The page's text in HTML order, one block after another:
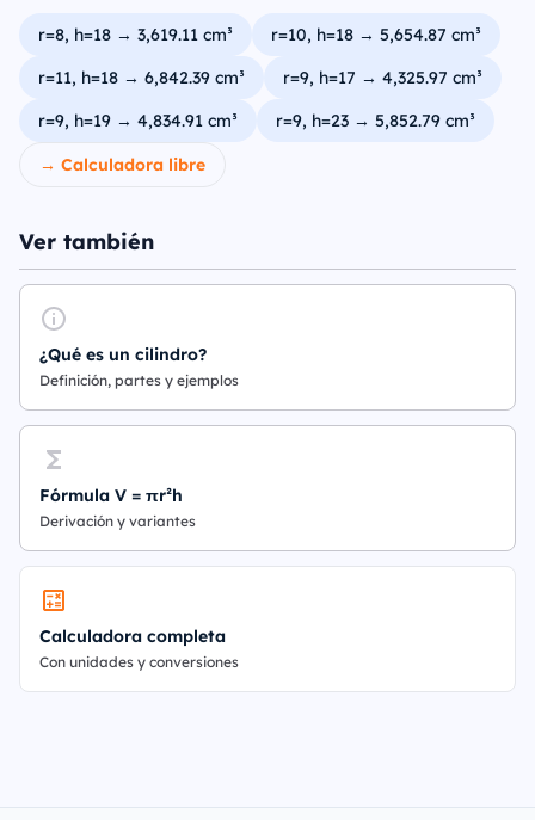
r=8, h=18 → 3,619.11 cm³
r=10, h=18 → 5,654.87 cm³
r=11, h=18 → 6,842.39 cm³
r=9, h=17 → 4,325.97 cm³
r=9, h=19 → 4,834.91 cm³
r=9, h=23 → 5,852.79 cm³
→ Calculadora libre
Ver también
¿Qué es un cilindro?
Definición, partes y ejemplos
Fórmula V = πr²h
Derivación y variantes
Calculadora completa
Con unidades y conversiones